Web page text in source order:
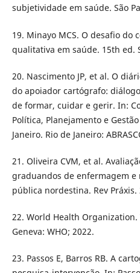
subjetividade em saúde. São
19. Minayo MCS. O desafio do
qualitativa em saúde. 15th ed.
20. Nascimento JP, et al. O
do apoiador cartógrafo:
de formar, cuidar e gerir. In:
Política, Planejamento e
Janeiro. Rio de Janeiro:
21. Oliveira CVM, et al.
graduandos de enfermagem
pública nordestina. Rev Práxis.
22. World Health
Geneva: WHO; 2022.
23. Passos E, Barros RB. A